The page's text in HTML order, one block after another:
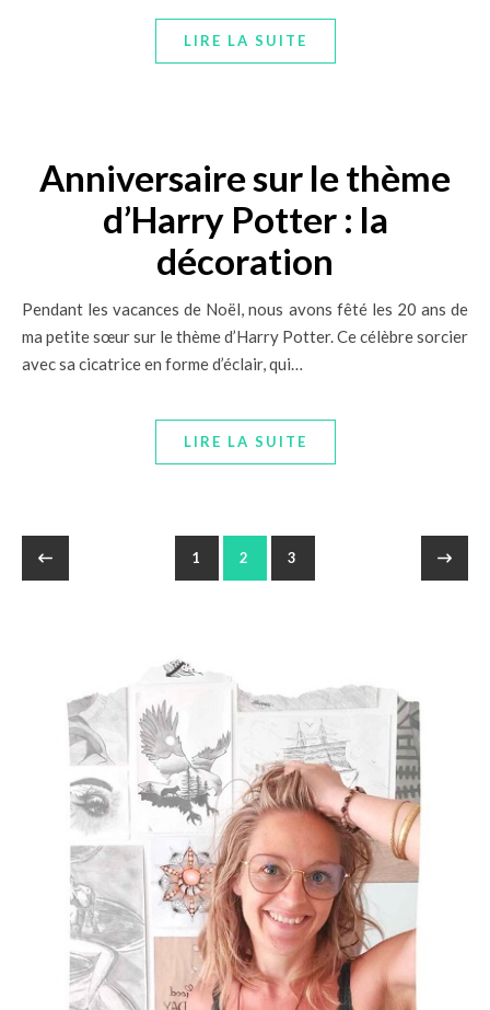
LIRE LA SUITE
Anniversaire sur le thème
d’Harry Potter : la
décoration
Pendant les vacances de Noël, nous avons fêté les 20 ans de
ma petite sœur sur le thème d’Harry Potter. Ce célèbre sorcier
avec sa cicatrice en forme d’éclair, qui…
LIRE LA SUITE
1 2 3